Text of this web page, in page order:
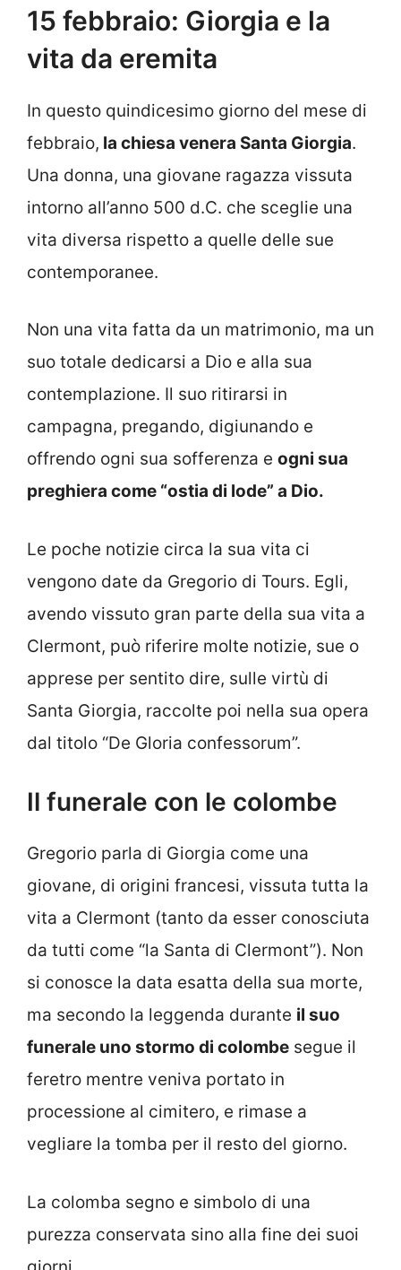
15 febbraio: Giorgia e la
vita da eremita
In questo quindicesimo giorno del mese di
febbraio, la chiesa venera Santa Giorgia.
Una donna, una giovane ragazza vissuta
intorno all’anno 500 d.C. che sceglie una
vita diversa rispetto a quelle delle sue
contemporanee.
Non una vita fatta da un matrimonio, ma un
suo totale dedicarsi a Dio e alla sua
contemplazione. Il suo ritirarsi in
campagna, pregando, digiunando e
offrendo ogni sua sofferenza e ogni sua
preghiera come “ostia di lode” a Dio.
Le poche notizie circa la sua vita ci
vengono date da Gregorio di Tours. Egli,
avendo vissuto gran parte della sua vita a
Clermont, può riferire molte notizie, sue o
apprese per sentito dire, sulle virtù di
Santa Giorgia, raccolte poi nella sua opera
dal titolo “De Gloria confessorum”.
Il funerale con le colombe
Gregorio parla di Giorgia come una
giovane, di origini francesi, vissuta tutta la
vita a Clermont (tanto da esser conosciuta
da tutti come “la Santa di Clermont”). Non
si conosce la data esatta della sua morte,
ma secondo la leggenda durante il suo
funerale uno stormo di colombe segue il
feretro mentre veniva portato in
processione al cimitero, e rimase a
vegliare la tomba per il resto del giorno.
La colomba segno e simbolo di una
purezza conservata sino alla fine dei suoi